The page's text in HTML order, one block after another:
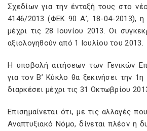
Σχεδίων για την ένταξή τους στο
4146/2013 (ΦΕΚ 90 Α’, 18-04-2013), η
μέχρι τις 28 Ιουνίου 2013. Οι
αξιολογηθούν από 1 Ιουλίου του 2013.
Η υποβολή αιτήσεων των Γενικών
για τον Β’ Κύκλο θα ξεκινήσει την
διαρκέσει μέχρι τις 31 Οκτωβρίου
Επισημαίνεται ότι, με τις αλλαγές
Αναπτυξιακό Νόμο, δίνεται πλέον η